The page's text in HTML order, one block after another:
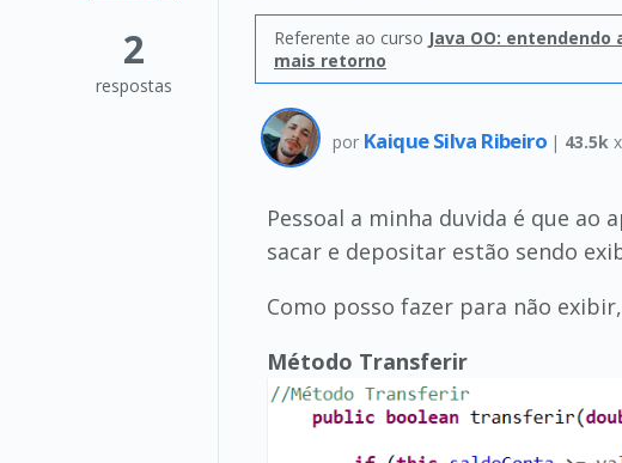
2
respostas
Referente ao curso Java OO:
mais retorno
por Kaique Silva Ribeiro | 43.5k
Pessoal a minha duvida é que
sacar e depositar estão sendo
Como posso fazer para não
Método Transferir